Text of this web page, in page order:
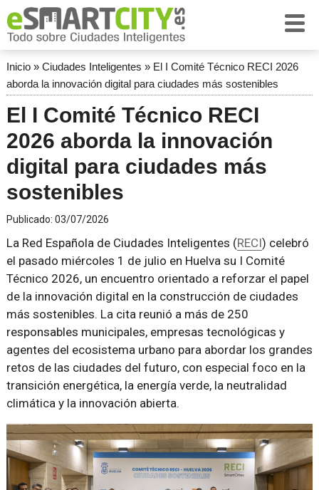
Inicio» Ciudades Inteligentes » El I Comité Técnico RECI 2026
aborda la innovación digital para ciudades más sostenibles
El I Comité Técnico RECI
2026 aborda la innovación
digital para ciudades más
sostenibles
Publicado: 03/07/2026
La Red Española de Ciudades Inteligentes (RECI) celebró
el pasado miércoles 1 de julio en Huelva su I Comité
Técnico 2026, un encuentro orientado a reforzar el papel
de la innovación digital en la construcción de ciudades
más sostenibles. La cita reunió a más de 250
responsables municipales, empresas tecnológicas y
agentes del ecosistema urbano para abordar los grandes
retos de las ciudades del futuro, con especial foco en la
transición energética, la energía verde, la neutralidad
climática y la innovación abierta.